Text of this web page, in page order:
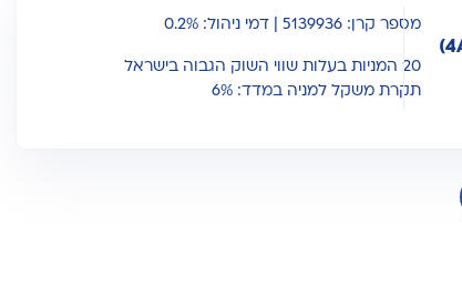
ATF מחקה (4A)
מספר קרן: 5139936 | דמי ניהול: 0.2%
20 המניות בעלות שווי השוק הגבוה בישראל
תקרת משקל למניה במדד: 6%